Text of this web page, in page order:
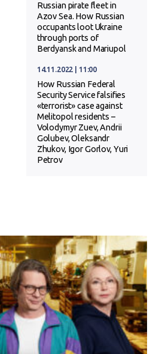
Russian pirate fleet in
Azov Sea. How Russian
occupants loot Ukraine
through ports of
Berdyansk and Mariupol
14.11.2022 | 11:00
How Russian Federal
Security Service falsifies
«terrorist» case against
Melitopol residents –
Volodymyr Zuev, Andrii
Golubev, Oleksandr
Zhukov, Igor Gorlov, Yuri
Petrov